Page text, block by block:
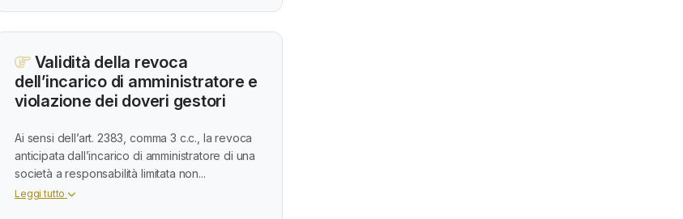
Validità della revoca
dell’incarico di amministratore e
violazione dei doveri gestori
Ai sensi dell’art. 2383, comma 3 c.c., la revoca
anticipata dall’incarico di amministratore di una
società a responsabilità limitata non...
Leggi tutto